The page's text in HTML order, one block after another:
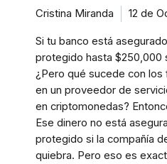
Cristina Miranda 12 de
Si tu banco está
protegido hasta $250,000
¿Pero qué sucede con
en un proveedor de
en criptomonedas?
Ese dinero no está
protegido si la compañía
quiebra. Pero eso es